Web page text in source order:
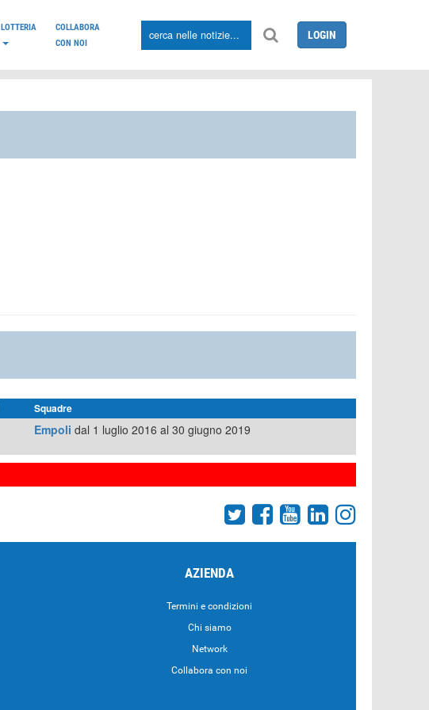
LOTTERIA
COLLABORA
CON NOI
LOGIN
Squadre
Empoli dal 1 luglio 2016 al 30 giugno 2019
AZIENDA
Termini e condizioni
Chi siamo
Network
Collabora con noi